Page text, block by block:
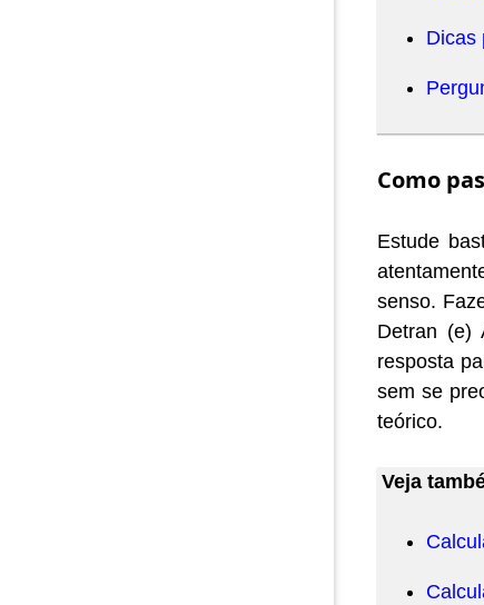
Dicas
Como
Estude
senso.
Detran (e)
resposta
sem se
teórico.
Veja